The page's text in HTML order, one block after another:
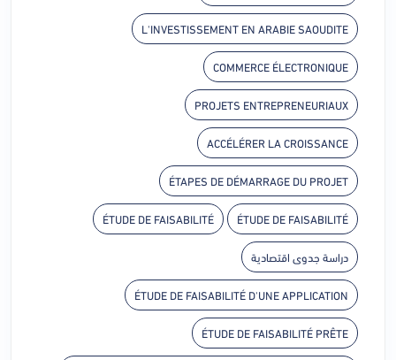
L'INVESTISSEMENT EN ARABIE SAOUDITE
COMMERCE ÉLECTRONIQUE
PROJETS ENTREPRENEURIAUX
ACCÉLÉRER LA CROISSANCE
ÉTAPES DE DÉMARRAGE DU PROJET
ÉTUDE DE FAISABILITÉ
ÉTUDE DE FAISABILITÉ
دراسة جدوى اقتصادية
ÉTUDE DE FAISABILITÉ D'UNE APPLICATION
ÉTUDE DE FAISABILITÉ PRÊTE